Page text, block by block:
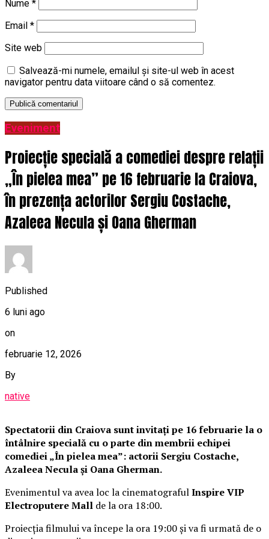
Nume *
Email *
Site web
Salvează-mi numele, emailul și site-ul web în acest
navigator pentru data viitoare când o să comentez.
Eveniment
Proiecție specială a comediei despre relații
„În pielea mea” pe 16 februarie la Craiova,
în prezența actorilor Sergiu Costache,
Azaleea Necula și Oana Gherman
Published
6 luni ago
on
februarie 12, 2026
By
native
Spectatorii din Craiova sunt invitați pe 16 februarie la o
întâlnire specială cu o parte din membrii echipei
comediei „În pielea mea”: actorii Sergiu Costache,
Azaleea Necula și Oana Gherman.
Evenimentul va avea loc la cinematografulInspire VIP
Electroputere Mall de la ora 18:00.
Proiecția filmului va începe la ora 19:00 și va fi urmată de o